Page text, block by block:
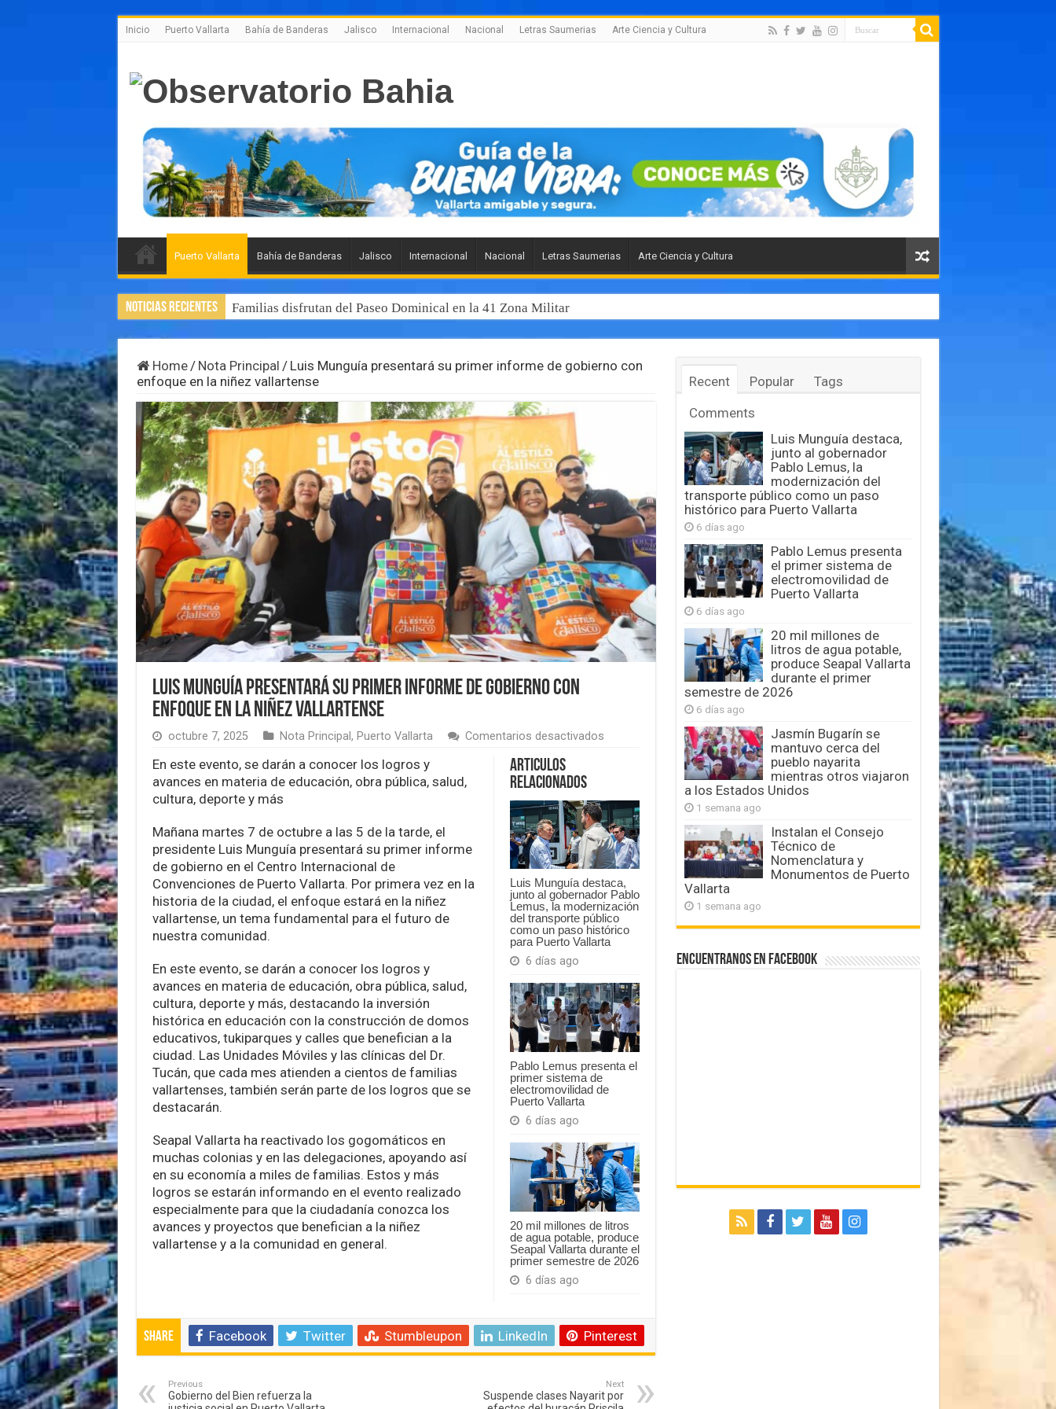
Inicio Puerto Vallarta Bahía de Banderas Jalisco Internacional Nacional Letras Saumerias Arte Ciencia y Cultura
Puerto Vallarta Bahía de Banderas Jalisco Internacional Nacional Letras Saumerias Arte Ciencia y Cultura
Noticias Recientes Familias disfrutan del Paseo Dominical en la 41 Zona Militar
Home / Nota Principal / Luis Munguía presentará su primer informe de gobierno con
enfoque en la niñez vallartense
Luis Munguía presentará su primer informe de gobierno con
enfoque en la niñez vallartense
octubre 7, 2025 Nota Principal , Puerto Vallarta Comentarios desactivadosen
primer
informe
de
gobierno
con
enfoque
en
la
niñez
vallartense
Articulos
Relacionados
Luis Munguía destaca,
junto al gobernador Pablo
Lemus, la modernización
del transporte público
como un paso histórico
para Puerto Vallarta
6 días ago
Pablo Lemus presenta el
primer sistema de
electromovilidad de
Puerto Vallarta
6 días ago
20 mil millones de litros
de agua potable, produce
Seapal Vallarta durante el
primer semestre de 2026
6 días ago
En este evento, se darán a conocer los logros y
avances en materia de educación, obra pública, salud,
cultura, deporte y más
Mañana martes 7 de octubre a las 5 de la tarde, el
presidente Luis Munguía presentará su primer informe
de gobierno en el Centro Internacional de
Convenciones de Puerto Vallarta. Por primera vez en la
historia de la ciudad, el enfoque estará en la niñez
vallartense, un tema fundamental para el futuro de
nuestra comunidad.
En este evento, se darán a conocer los logros y
avances en materia de educación, obra pública, salud,
cultura, deporte y más, destacando la inversión
histórica en educación con la construcción de domos
educativos, tukiparques y calles que benefician a la
ciudad. Las Unidades Móviles y las clínicas del Dr.
Tucán, que cada mes atienden a cientos de familias
vallartenses, también serán parte de los logros que se
destacarán.
Seapal Vallarta ha reactivado los gogomáticos en
muchas colonias y en las delegaciones, apoyando así
en su economía a miles de familias. Estos y más
logros se estarán informando en el evento realizado
especialmente para que la ciudadanía conozca los
avances y proyectos que benefician a la niñez
vallartense y a la comunidad en general.
Share Facebook Twitter Stumbleupon LinkedIn Pinterest
Previous
Gobierno del Bien refuerza la
Next
Suspende clases Nayarit por
Recent Popular
Tags
Comments
Luis Munguía destaca,
junto al gobernador
Pablo Lemus, la
modernización del
transporte público como un paso
histórico para Puerto Vallarta
6 días ago
Pablo Lemus presenta
el primer sistema de
electromovilidad de
Puerto Vallarta
6 días ago
20 mil millones de
litros de agua potable,
produce Seapal Vallarta
durante el primer
semestre de 2026
6 días ago
Jasmín Bugarín se
mantuvo cerca del
pueblo nayarita
mientras otros viajaron
a los Estados Unidos
1 semana ago
Instalan el Consejo
Técnico de
Nomenclatura y
Monumentos de Puerto
Vallarta
1 semana ago
Encuentranos en Facebook